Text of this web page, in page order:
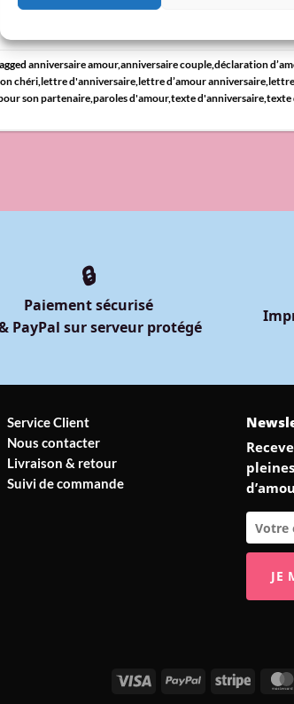
CONTINUER LA LECTURE
anniversaire amour,anniversaire couple, déclaration
chéri, lettre d'anniversaire, lettre d’amour anniversaire,
son partenaire, paroles d'amour,texte d'anniversaire, texte
🔒
Paiement sécurisé
PayPal sur serveur protégé
Service Client
Nous contacter
Livraison & retour
Suivi de commande
pleines
Visa PayPal Stripe